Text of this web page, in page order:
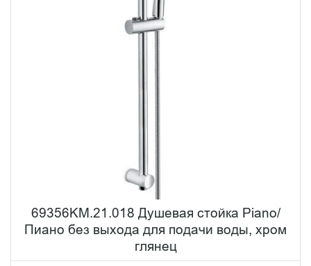
69356KM.21.018 Душевая стойка Piano/
Пиано без выхода для подачи воды, хром
глянец